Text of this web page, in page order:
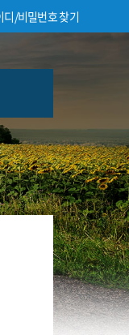
디/비밀번호 찾기